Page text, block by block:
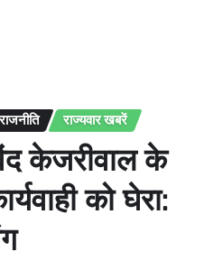
राजनीति राज्यवार खबरें
केजरीवाल के
को घेरा: